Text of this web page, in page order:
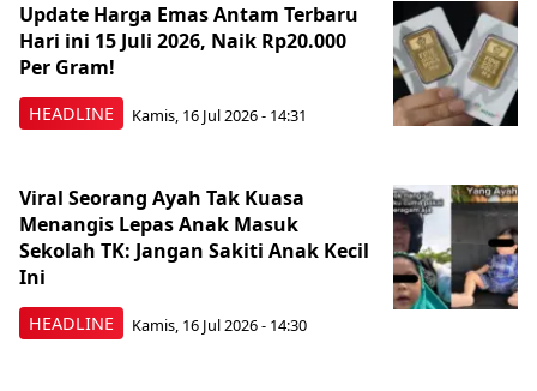
HEADLINE
Update Harga Emas Antam Terbaru
Hari ini 15 Juli 2026, Naik Rp20.000
Per Gram!
Kamis, 16 Jul 2026 - 14:31
HEADLINE
Viral Seorang Ayah Tak Kuasa
Menangis Lepas Anak Masuk
Sekolah TK: Jangan Sakiti Anak Kecil
Ini
Kamis, 16 Jul 2026 - 14:30